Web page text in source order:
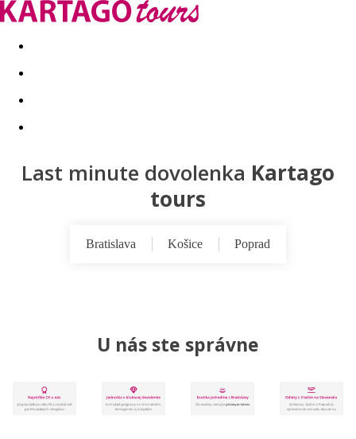
Last minute Dovolenkové kluby
Last minute dovolenka Kartago
tours
Bratislava Košice Poprad
U nás ste správne